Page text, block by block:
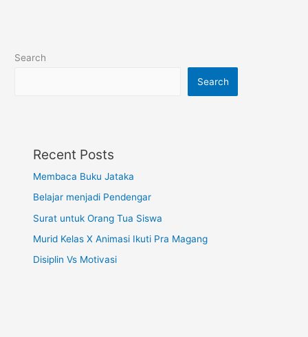
Search
Search
Recent Posts
Membaca Buku Jataka
Belajar menjadi Pendengar
Surat untuk Orang Tua Siswa
Murid Kelas X Animasi Ikuti Pra Magang
Disiplin Vs Motivasi